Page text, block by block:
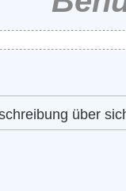
über